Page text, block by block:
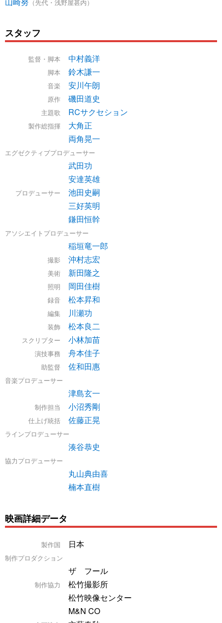
（先代・浅野屋甚内）
スタッフ
監督・脚本 中村義洋
脚本 鈴木謙一
音楽 安川午朗
原作 磯田道史
主題歌 RCサクセション
製作総指揮
大角正
両角晃一
エグゼクティブプロデューサー
武田功
安達英雄
プロデューサー
池田史嗣
三好英明
鎌田恒幹
アソシエイトプロデューサー
稲垣竜一郎
撮影 沖村志宏
美術 新田隆之
照明 岡田佳樹
録音 松本昇和
編集 川瀬功
装飾 松本良二
スクリプター 小林加苗
演技事務 舟本佳子
助監督 佐和田惠
音楽プロデューサー
津島玄一
制作担当 小沼秀剛
仕上げ統括 佐藤正晃
ラインプロデューサー
湊谷恭史
協力プロデューサー
丸山典由喜
楠本直樹
映画詳細データ
製作国 日本
制作プロダクション
ザ フール
制作協力
松竹撮影所
松竹映像センター
M&N CO